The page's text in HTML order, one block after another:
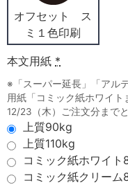
オフセット ス
ミ１色印刷
本文用紙 *
※「スーパー延長」「アル
用紙「コミック紙ホワイ
12/23（木）ご注文分まで
上質90kg
上質110kg
コミック紙ホワイト
コミック紙クリーム